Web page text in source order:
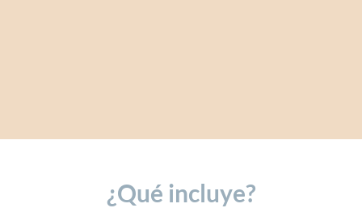
¿Qué incluye?